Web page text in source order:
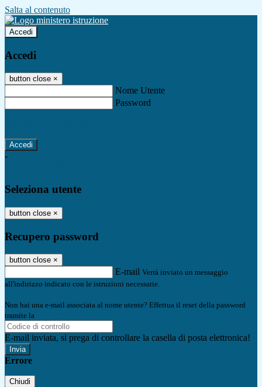
Salta al contenuto
Accedi
Accedi
button close ×
Nome Utente
Password
-
Seleziona utente
button close ×
Recupero password
button close ×
E-mail Verrà inviato un messaggio
all'indirizzo indicato con le istruzioni necessarie.
Non hai una e-mail associata al nome utente? Effettua il reset della password
tramite la
E-mail inviata, si prega di controllare la casella di posta elettronica!
Errore
Chiudi